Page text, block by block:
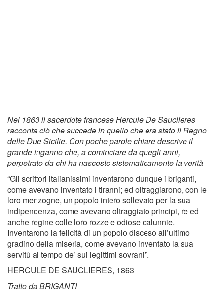
Nel 1863 il sacerdote francese Hercule De Sauclieres
racconta ciò che succede in quello che era stato il Regno
delle Due Sicilie. Con poche parole chiare descrive il
grande inganno che, a cominciare da quegli anni,
perpetrato da chi ha nascosto sistematicamente la verità
“Gli scrittori italianissimi inventarono dunque i briganti,
come avevano inventato i tiranni; ed oltraggiarono, con le
loro menzogne, un popolo intero sollevato per la sua
indipendenza, come avevano oltraggiato principi, re ed
anche regine colle loro rozze e odiose calunnie.
Inventarono la felicità di un popolo disceso all’ultimo
gradino della miseria, come avevano inventato la sua
servitù al tempo de’ sui legittimi sovrani”.
HERCULE DE SAUCLIERES, 1863
Tratto da BRIGANTI